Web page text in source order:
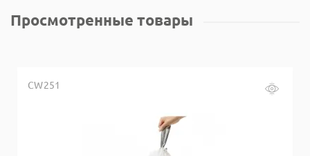
Просмотренные товары
CW251